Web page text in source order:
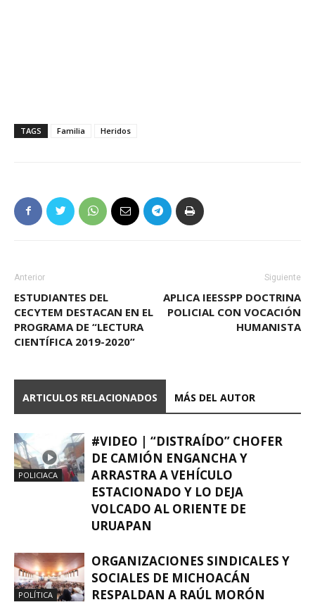
TAGS Familia Heridos
Anterior
ESTUDIANTES DEL
CECYTEM DESTACAN EN EL
PROGRAMA DE “LECTURA
CIENTÍFICA 2019-2020”
Siguiente
APLICA IEESSPP DOCTRINA
POLICIAL CON VOCACIÓN
HUMANISTA
ARTICULOS RELACIONADOS MÁS DEL AUTOR
POLICIACA
#VIDEO | “DISTRAÍDO” CHOFER
DE CAMIÓN ENGANCHA Y
ARRASTRA A VEHÍCULO
ESTACIONADO Y LO DEJA
VOLCADO AL ORIENTE DE
URUAPAN
POLÍTICA
ORGANIZACIONES SINDICALES Y
SOCIALES DE MICHOACÁN
RESPALDAN A RAÚL MORÓN